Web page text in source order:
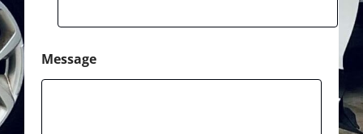
Message